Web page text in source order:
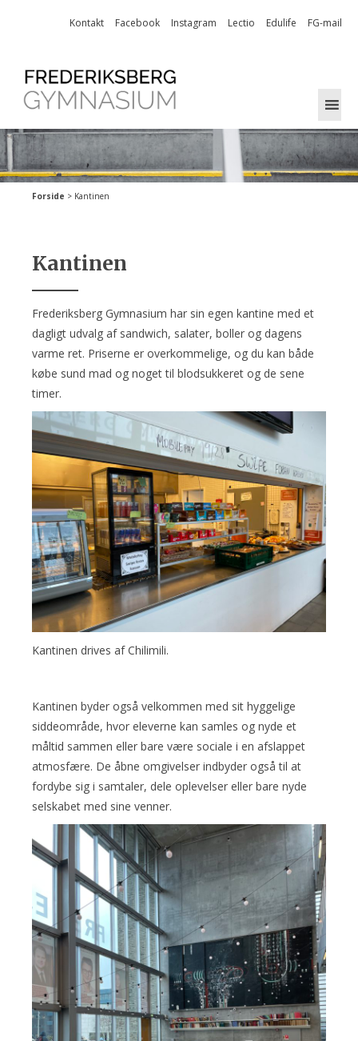
Kontakt Facebook Instagram Lectio Edulife FG-mail
Forside > Kantinen
Kantinen
Frederiksberg Gymnasium har sin egen kantine med et
dagligt udvalg af sandwich, salater, boller og dagens
varme ret. Priserne er overkommelige, og du kan både
købe sund mad og noget til blodsukkeret og de sene
timer.
Kantinen drives af Chilimili.
Kantinen byder også velkommen med sit hyggelige
siddeområde, hvor eleverne kan samles og nyde et
måltid sammen eller bare være sociale i en afslappet
atmosfære. De åbne omgivelser indbyder også til at
fordybe sig i samtaler, dele oplevelser eller bare nyde
selskabet med sine venner.